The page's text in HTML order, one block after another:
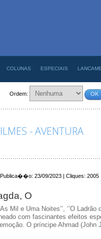
COLUNAS ESPECIAIS
Ordem: OK
- AVENTURA
Publica��o: 23/09/2023 | Cliques: 2005
O
Mil e Uma Noites’’, ‘’O Ladrão
com fascinantes efeitos
O príncipe Ahmad (John